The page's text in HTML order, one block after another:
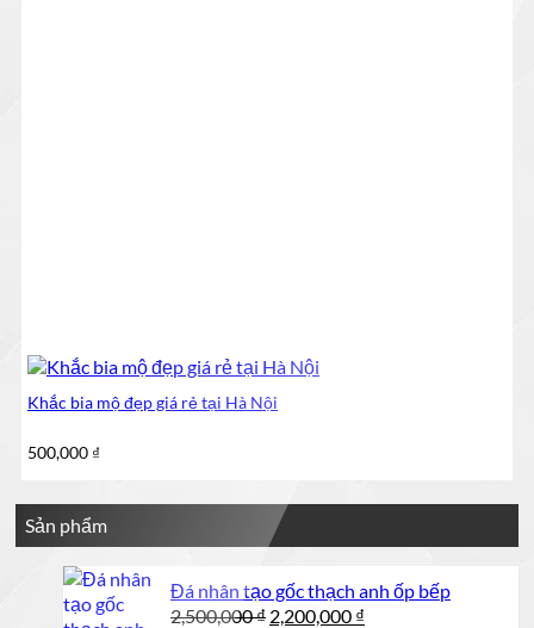
Khắc bia mộ đẹp giá rẻ tại Hà Nội
500,000 ₫
Sản phẩm
Đá nhân tạo gốc thạch anh ốp bếp
2,500,000₫ Giá
2,200,000 ₫